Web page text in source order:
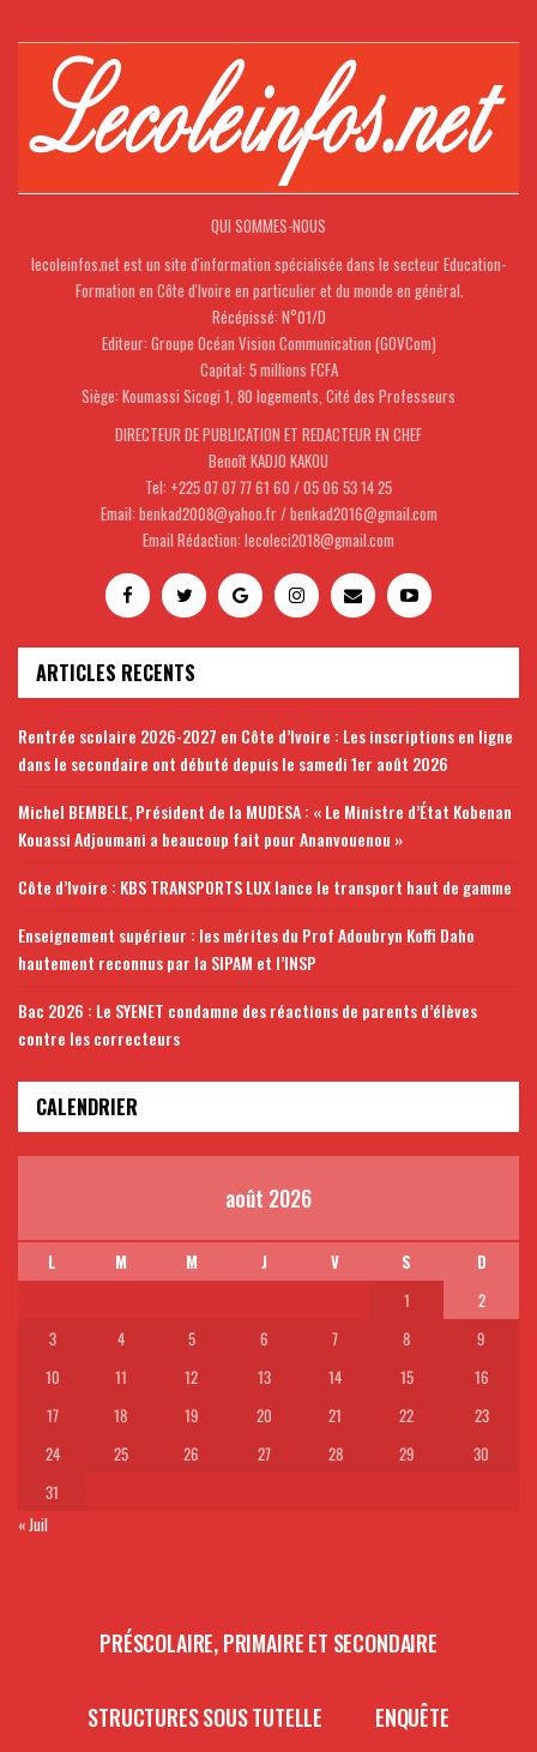
QUI SOMMES-NOUS
lecoleinfos.net est un site d'information spécialisée dans le secteur Education-
Formation en Côte d'Ivoire en particulier et du monde en général.
Récépissé: N°01/D
Editeur: Groupe Océan Vision Communication (GOVCom)
Capital: 5 millions FCFA
Siège: Koumassi Sicogi 1, 80 logements, Cité des Professeurs
DIRECTEUR DE PUBLICATION ET REDACTEUR EN CHEF
Benoît KADJO KAKOU
Tel: +225 07 07 77 61 60 / 05 06 53 14 25
Email: benkad2008@yahoo.fr / benkad2016@gmail.com
Email Rédaction: lecoleci2018@gmail.com
ARTICLES RECENTS
Rentrée scolaire 2026-2027 en Côte d’Ivoire : Les inscriptions en ligne
dans le secondaire ont débuté depuis le samedi 1er août 2026
Michel BEMBELE, Président de la MUDESA : « Le Ministre d’État Kobenan
Kouassi Adjoumani a beaucoup fait pour Ananvouenou »
Côte d’Ivoire : KBS TRANSPORTS LUX lance le transport haut de gamme
Enseignement supérieur : les mérites du Prof Adoubryn Koffi Daho
hautement reconnus par la SIPAM et l’INSP
Bac 2026 : Le SYENET condamne des réactions de parents d’élèves
contre les correcteurs
CALENDRIER
août 2026
L M M J V S
D
1
2
3
4 5 6 7 8
9
10
11 12 13 14 15
16
17
18 19 20 21 22
23
24
25 26 27 28 29
30
31
« Juil
PRÉSCOLAIRE, PRIMAIRE ET SECONDAIRE
STRUCTURES SOUS TUTELLE ENQUÊTE